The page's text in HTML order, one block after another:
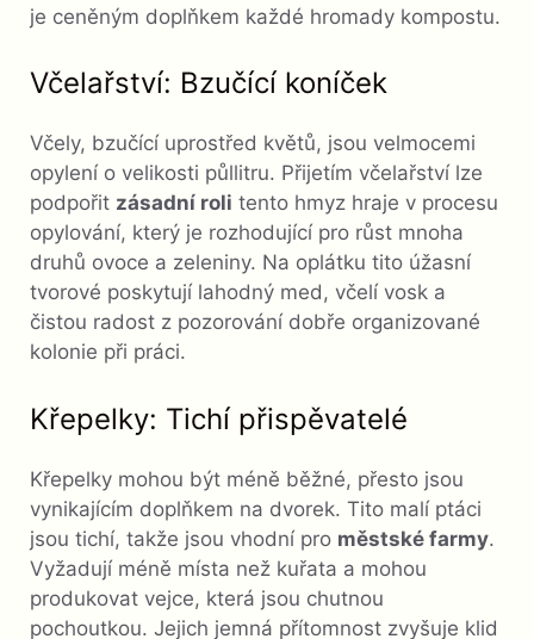
je ceněným doplňkem každé hromady kompostu.
Včelařství: Bzučící koníček
Včely, bzučící uprostřed květů, jsou velmocemi
opylení o velikosti půllitru. Přijetím včelařství lze
podpořit zásadní roli tento hmyz hraje v procesu
opylování, který je rozhodující pro růst mnoha
druhů ovoce a zeleniny. Na oplátku tito úžasní
tvorové poskytují lahodný med, včelí vosk a
čistou radost z pozorování dobře organizované
kolonie při práci.
Křepelky: Tichí přispěvatelé
Křepelky mohou být méně běžné, přesto jsou
vynikajícím doplňkem na dvorek. Tito malí ptáci
jsou tichí, takže jsou vhodní pro městské farmy.
Vyžadují méně místa než kuřata a mohou
produkovat vejce, která jsou chutnou
pochoutkou. Jejich jemná přítomnost zvyšuje klid